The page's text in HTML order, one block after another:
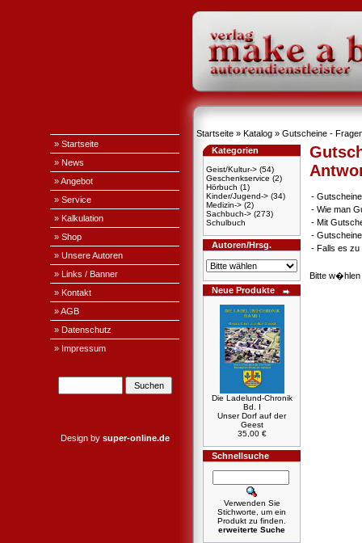
» Startseite
» News
» Angebot
» Service
» Kalkulation
» Shop
» Unsere Autoren
» Links / Banner
» Kontakt
» AGB
» Datenschutz
» Impressum
Design by super-online.de
Startseite » Katalog » Gutscheine -
Kategorien
Geist/Kultur-> (54)
Geschenkservice (2)
Hörbuch (1)
Kinder/Jugend-> (34)
Medizin-> (2)
Sachbuch-> (273)
Schulbuch
Autoren/Hrsg.
Neue Produkte
Die Ladelund-Chronik
Bd. I
Unser Dorf auf der
Geest
35,00 €
Schnellsuche
Verwenden Sie
Stichworte, um ein
Produkt zu finden.
erweiterte Suche
-
- Wie man
- Mit
-
- Falls es zu
Bitte w�hlen